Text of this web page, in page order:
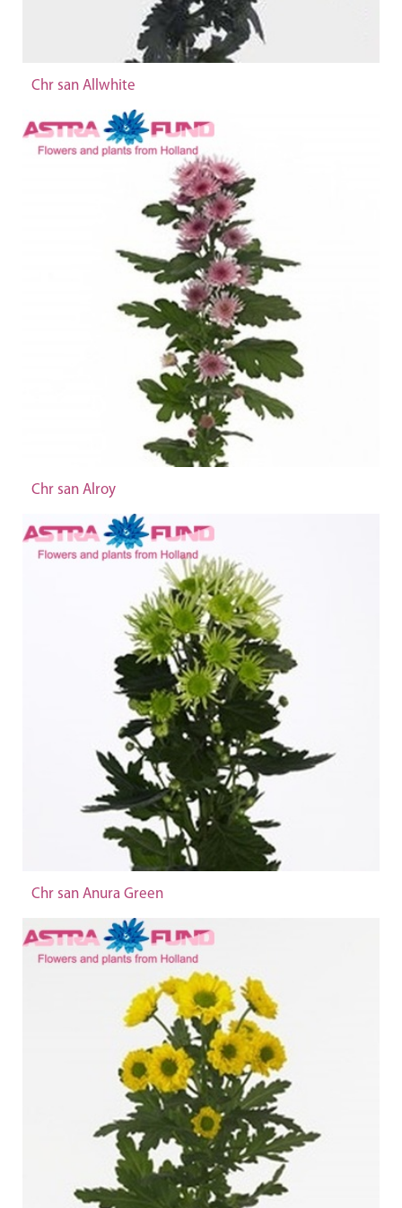
Chr san Allwhite
Chr san Alroy
Chr san Anura Green